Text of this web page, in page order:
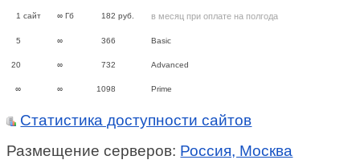
1 сайт ∞ Гб 182 руб. в месяц при оплате на полгода
5 ∞ 366 Basic
20 ∞ 732 Advanced
∞ ∞ 1098 Prime
Статистика доступности сайтов
Размещение серверов: Россия, Москва